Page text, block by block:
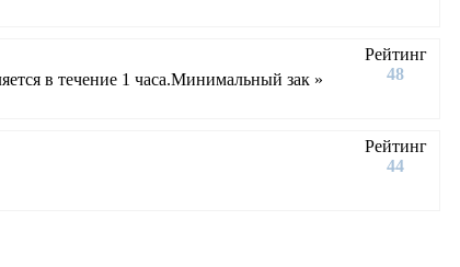
Рейтинг
48
в течение 1 часа.Минимальный зак »
Рейтинг
44